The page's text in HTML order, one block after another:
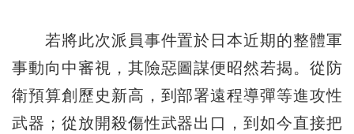
若將此次派員事件置於日本近期的整體軍
事動向中審視，其險惡圖謀便昭然若揭。從防
衛預算創歷史新高，到部署遠程導彈等進攻性
武器；從放開殺傷性武器出口，到如今直接把